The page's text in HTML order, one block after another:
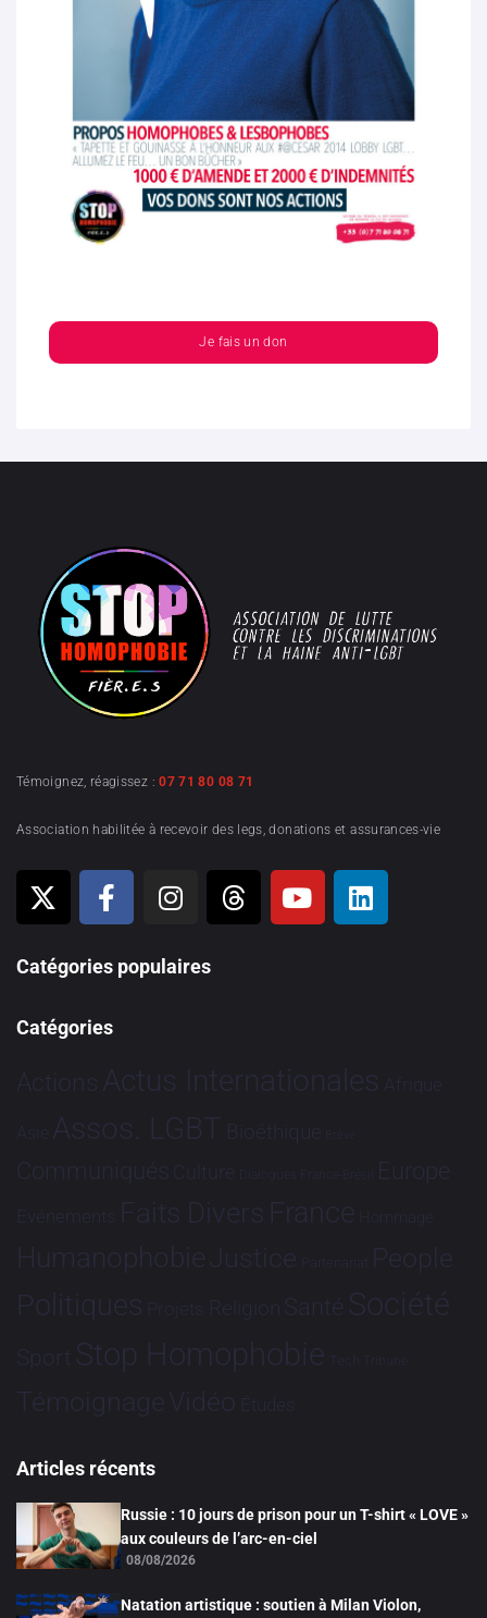
Je fais un don
Témoignez, réagissez :07 71 80 08 71
Association habilitée à recevoir des legs, donations et assurances-vie
Catégories populaires
Catégories
Actions Actus Internationales Afrique
Asie Assos. LGBT Bioéthique Brève
Communiqués Culture Dialogues France-Brésil Europe
Evénements Faits Divers France Hommage
HumanophobieJustice Partenariat People
Politiques Projets Religion Santé Société
Sport Stop Homophobie Tech Tribune
TémoignageVidéo Études
Articles récents
Russie : 10 jours de prison pour un T-shirt « LOVE »
aux couleurs de l’arc-en-ciel
08/08/2026
Natation artistique : soutien à Milan Violon,